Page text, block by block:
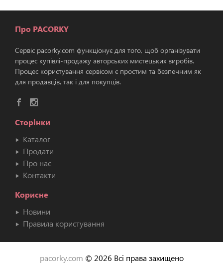
Про PACORKY
Сервіс pacorky.com функціонує для того, щоб організувати
процес купівлі-продажу авторських мистецьких виробів.
Процес користування сервісом є простим та безпечним як
для продавців, так і для покупців.
Сторінки
Каталог
Продати
Про нас
Контакти
Корисне
Новини
Правила користування
pacorky.com © 2026 Всі права захищено